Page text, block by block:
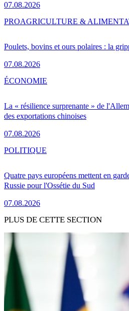
07.08.2026
Poulets, bovins et ours polaires : la
07.08.2026
PROAGRICULTURE &
La « résilience surprenante » de
des exportations chinoises
07.08.2026
ÉCONOMIE
Quatre pays européens mettent en
Russie pour l'Ossétie du Sud
07.08.2026
POLITIQUE
PLUS DE CETTE SECTION